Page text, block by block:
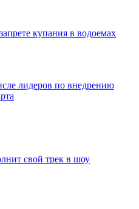
купания в водоемах
лидеров по внедрению
свой трек в шоу